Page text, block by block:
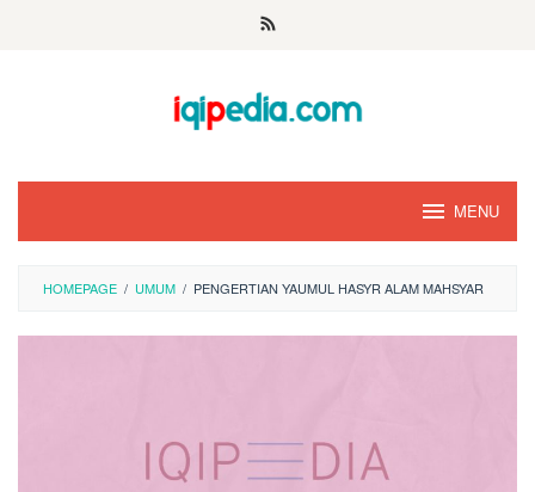
MENU
HOMEPAGE / UMUM / PENGERTIAN YAUMUL HASYR ALAM MAHSYAR